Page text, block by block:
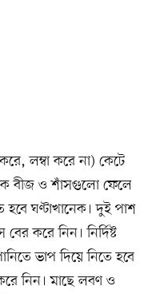
লম্বা করে না) কেটে
বীজ ও শাঁসগুলো ফেলে
ঘণ্টাখানেক। দুই পাশ
করে নিন। নির্দিষ্ট
ভাপ দিয়ে নিতে হবে
নিন। মাছে লবণ ও